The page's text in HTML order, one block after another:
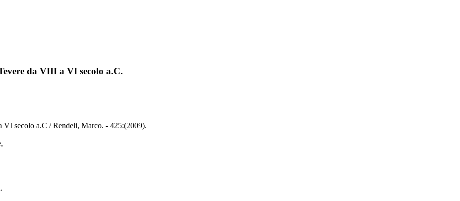
da VIII a VI secolo a.C.
VI secolo a.C / Rendeli, Marco. - 425:(2009).